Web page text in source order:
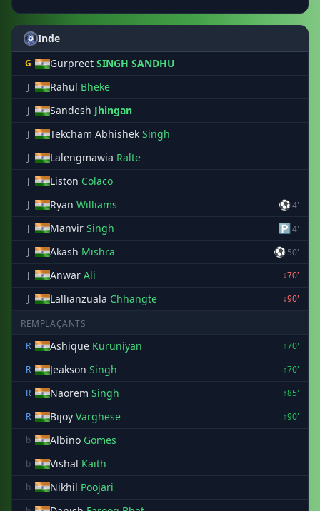
Inde
G Gurpreet SINGH SANDHU
J Rahul Bheke
J Sandesh Jhingan
J Tekcham Abhishek Singh
J Lalengmawia Ralte
J Liston Colaco
J Ryan Williams ⚽4'
J
Manvir Singh 🅿4'
J
Akash Mishra ⚽ 50'
J
Anwar Ali
↓70'
J
Lallianzuala Chhangte ↓90'
REMPLAÇANTS
R
Ashique Kuruniyan
↑70'
R
Jeakson Singh
↑70'
R
Naorem Singh
↑85'
R
Bijoy Varghese
↑90'
b
Albino Gomes
b Vishal Kaith
b Nikhil Poojari